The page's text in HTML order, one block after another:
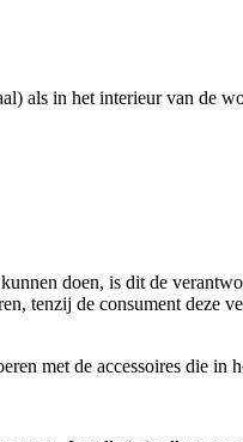
als in het interieur van de
doen, is dit de
tenzij de consument deze
met de accessoires die in